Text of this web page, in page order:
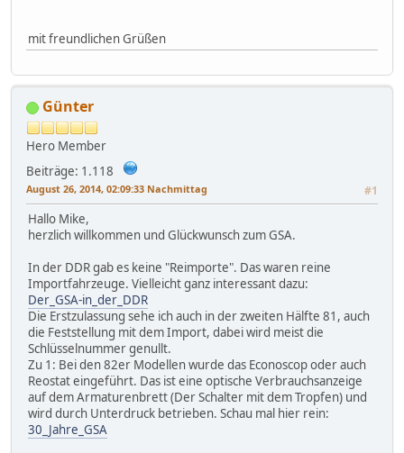
mit freundlichen Grüßen
Günter
Hero Member
Beiträge: 1.118
August 26, 2014, 02:09:33 Nachmittag #1
Hallo Mike,
herzlich willkommen und Glückwunsch zum GSA.
In der DDR gab es keine "Reimporte". Das waren reine
Importfahrzeuge. Vielleicht ganz interessant dazu:
Der_GSA-in_der_DDR
Die Erstzulassung sehe ich auch in der zweiten Hälfte 81, auch
die Feststellung mit dem Import, dabei wird meist die
Schlüsselnummer genullt.
Zu 1: Bei den 82er Modellen wurde das Econoscop oder auch
Reostat eingeführt. Das ist eine optische Verbrauchsanzeige
auf dem Armaturenbrett (Der Schalter mit dem Tropfen) und
wird durch Unterdruck betrieben. Schau mal hier rein:
30_Jahre_GSA